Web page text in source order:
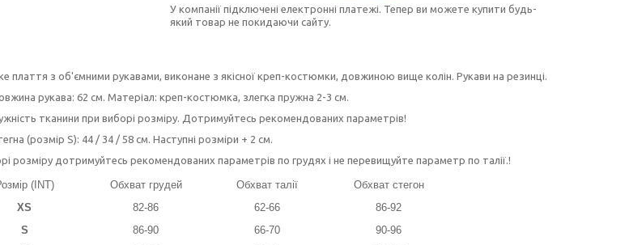
У компанії підключені електронні платежі. Тепер ви можете купити будь-
який товар не покидаючи сайту.
плаття з об'ємними рукавами, виконане з якісної креп-костюмки, довжиною вище колін. Рукави на резинці.
рукава: 62 см. Матеріал: креп-костюмка, злегка пружна 2-3 см.
тканини при виборі розміру. Дотримуйтесь рекомендованих параметрів!
(розмір S): 44 / 34 / 58 см. Наступні розміри + 2 см.
розміру дотримуйтесь рекомендованих параметрів по грудях і не перевищуйте параметр по талії.!
(INT) Обхват грудей Обхват талії
Обхват стегон
XS
82-86 62-66
86-92
S
86-90 66-70
90-96